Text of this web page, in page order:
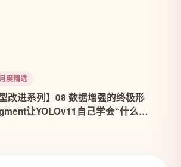
度精选
改进系列】08 数据增强的终极形
让YOLOv11自己学会“什么数